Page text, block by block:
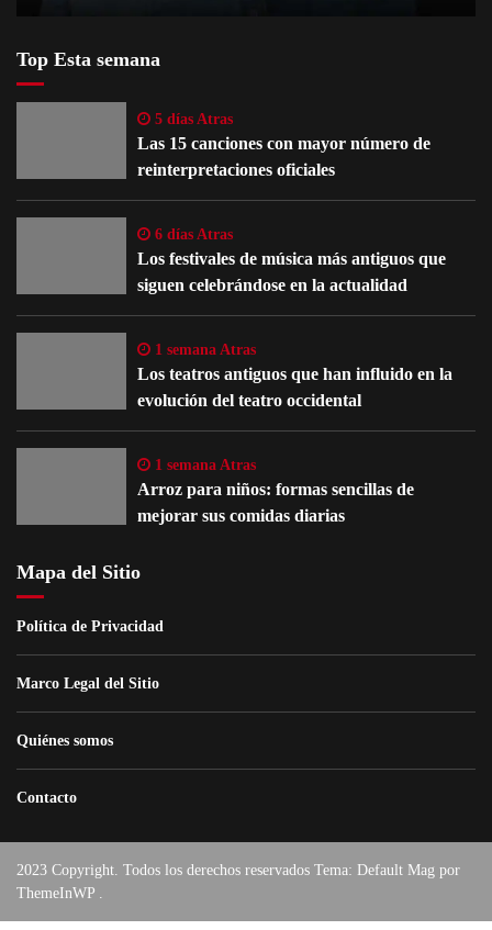
Top Esta semana
5 días Atras
Las 15 canciones con mayor número de
reinterpretaciones oficiales
6 días Atras
Los festivales de música más antiguos que
siguen celebrándose en la actualidad
1 semana Atras
Los teatros antiguos que han influido en la
evolución del teatro occidental
1 semana Atras
Arroz para niños: formas sencillas de
mejorar sus comidas diarias
Mapa del Sitio
Política de Privacidad
Marco Legal del Sitio
Quiénes somos
Contacto
2023 Copyright. Todos los derechos reservados Tema: Default Mag por
ThemeInWP